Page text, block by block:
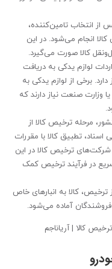
انتخاب تامین‌کننده،
انجام می‌شود. در این
کالا صورت می‌گیرد.
لوازم یدکی به دریافت
برخی از لوازم یدکی به
وزارت صنعت نیاز دارند که
مرحله ترخیص کالا از
تطبیق کالا با مقررات
ترخیص کالا در این
در فرآیند ترخیص کمک
ترخیص، کالا به انبارهای خاص
فروشندگان آماده می‌شود.